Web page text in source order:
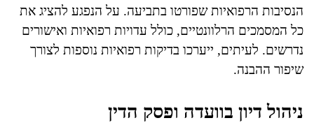
הנסיבות הרפואיות שפורטו בתביעה. על הנפגע להציג את
כל המסמכים הרלוונטיים, כולל עדויות רפואיות ואישורים
נדרשים. לעיתים, ייערכו בדיקות רפואיות נוספות לצורך
שיפור ההבנה.
ניהול דיון בוועדה ופסק הדין